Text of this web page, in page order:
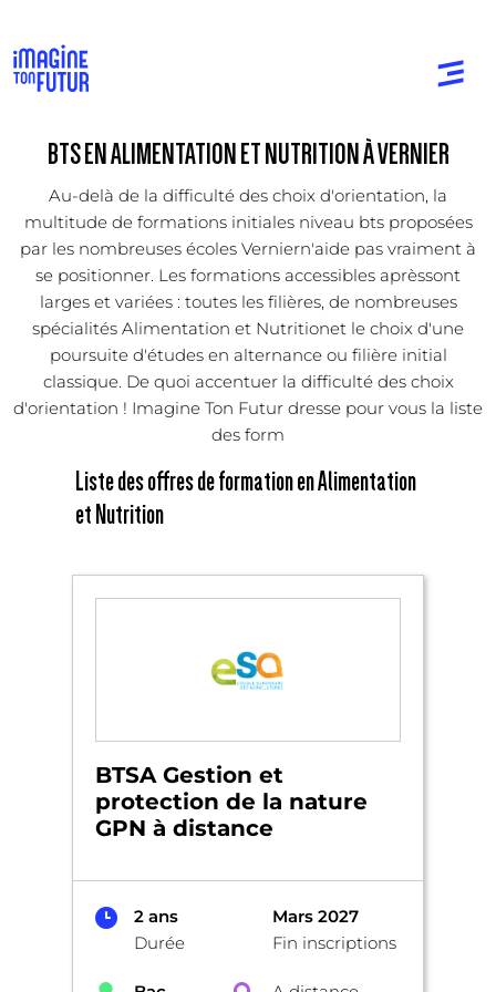
BTS EN ALIMENTATION ET NUTRITION À VERNIER
Au-delà de la difficulté des choix d'orientation, la
multitude de formations initiales niveau bts proposées
par les nombreuses écoles Verniern'aide pas vraiment à
se positionner. Les formations accessibles aprèssont
larges et variées : toutes les filières, de nombreuses
spécialités Alimentation et Nutritionet le choix d'une
poursuite d'études en alternance ou filière initial
classique. De quoi accentuer la difficulté des choix
d'orientation ! Imagine Ton Futur dresse pour vous la liste
des form
Liste des offres de formation en Alimentation
et Nutrition
BTSA Gestion et
protection de la nature
GPN à distance
2 ans
Durée
Mars 2027
Fin inscriptions